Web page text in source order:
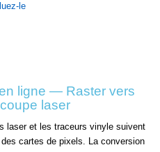
le
ligne — Raster vers
laser
laser et les traceurs vinyle suivent
cartes de pixels. La conversion